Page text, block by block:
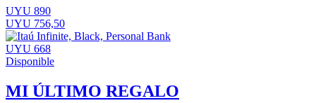
UYU 890
UYU 756,50
UYU 668
Disponible
MI ÚLTIMO REGALO